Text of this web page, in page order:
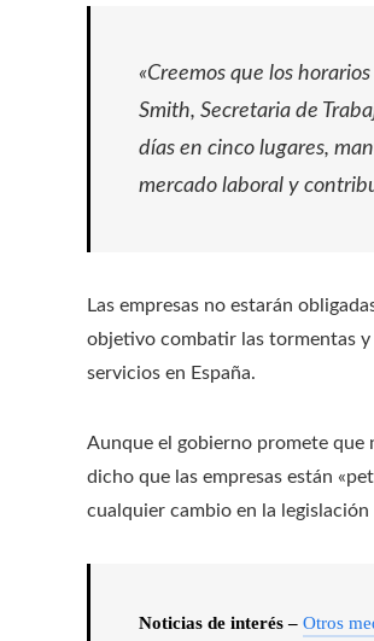
«Creemos que los
Smith, Secretaria de
días en cinco lugares,
mercado laboral y
Las empresas no estarán
objetivo combatir las tormentas
servicios en España.
Aunque el gobierno promete que
dicho que las empresas están
cualquier cambio en la
Noticias de interés – Otros